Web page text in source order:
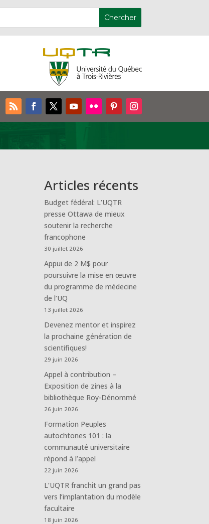
Articles récents
Budget fédéral: L’UQTR
presse Ottawa de mieux
soutenir la recherche
francophone
30 juillet 2026
Appui de 2 M$ pour
poursuivre la mise en œuvre
du programme de médecine
de l’UQ
13 juillet 2026
Devenez mentor et inspirez
la prochaine génération de
scientifiques!
29 juin 2026
Appel à contribution –
Exposition de zines à la
bibliothèque Roy-Dénommé
26 juin 2026
Formation Peuples
autochtones 101 : la
communauté universitaire
répond à l’appel
22 juin 2026
L’UQTR franchit un grand pas
vers l’implantation du modèle
facultaire
18 juin 2026